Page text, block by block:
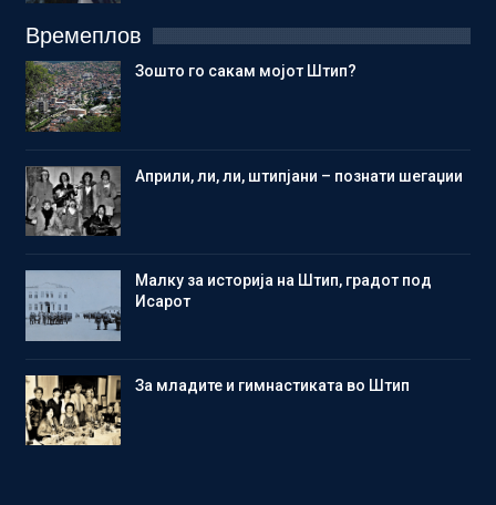
Времеплов
Зошто го сакам мојот Штип?
Aприли, ли, ли, штипјани – познати шегаџии
Малку за историја на Штип, градот под
Исарот
Зa младите и гимнастиката во Штип